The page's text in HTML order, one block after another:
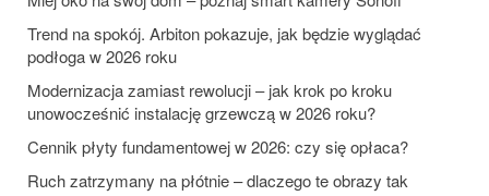
Trend na spokój. Arbiton pokazuje, jak będzie wyglądać
podłoga w 2026 roku
Modernizacja zamiast rewolucji – jak krok po kroku
unowocześnić instalację grzewczą w 2026 roku?
Cennik płyty fundamentowej w 2026: czy się opłaca?
Ruch zatrzymany na płótnie – dlaczego te obrazy tak